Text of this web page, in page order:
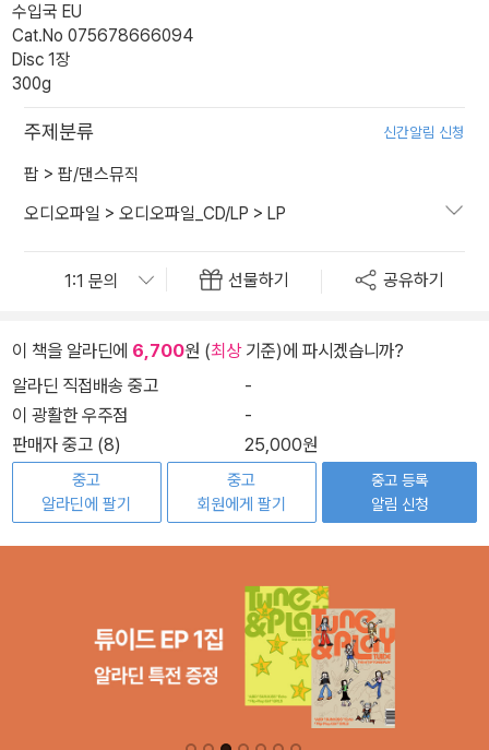
수입국 EU
Cat.No 075678666094
Disc 1장
300g
주제분류 신간알림 신청
팝 > 팝/댄스뮤직
오디오파일 > 오디오파일_CD/LP > LP
선물하기 공유하기
이 책을 알라딘에 6,700원 (최상기준)에 파시겠습니까?
알라딘 직접배송 중고
-
이 광활한 우주점
-
판매자 중고 (8)
25,000원
중고
알라딘에 팔기
중고
회원에게 팔기
중고 등록
알림 신청